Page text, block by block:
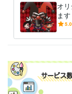
オ
ま
コ5.0